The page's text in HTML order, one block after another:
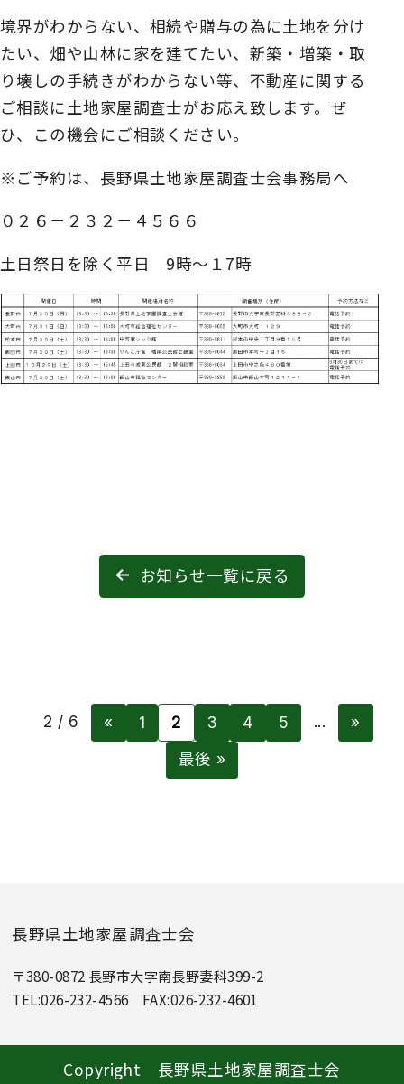
境界がわからない、相続や贈与の為に土地を分け
たい、畑や山林に家を建てたい、新築・増築・取
り壊しの手続きがわからない等、不動産に関する
ご相談に土地家屋調査士がお応え致します。ぜ
ひ、この機会にご相談ください。
※ご予約は、長野県土地家屋調査士会事務局へ
０２６－２３２－４５６６
土日祭日を除く平日 9時～１ 7時
お知らせ一覧に戻る
2 / 6 « 1 2 3 4 5 ...
»
最後 »
長野県土地家屋調査士会
〒380-0872 長野市大字南長野妻科399-2
TEL:026-232-4566 FAX:026-232-4601
Copyright 長野県土地家屋調査士会